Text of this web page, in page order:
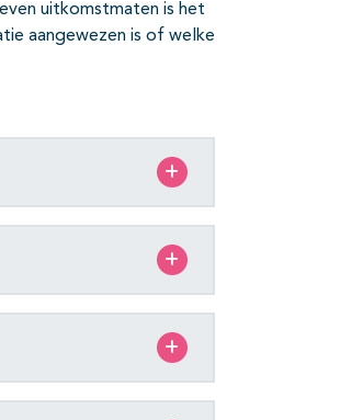
uitkomstmaten is het
aangewezen is of welke